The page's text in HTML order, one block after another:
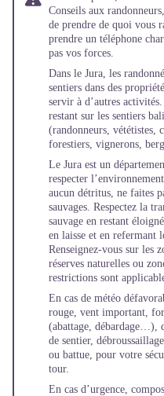
Conseils aux randonneurs
de prendre de quoi vous
prendre un téléphone
pas vos forces.
Dans le Jura, les
sentiers dans des
servir à d’autres
restant sur les sentiers
(randonneurs, vététistes,
forestiers, vignerons,
Le Jura est un
respecter
aucun détritus, ne faites
sauvages. Respectez la
sauvage en restant
en laisse et en refermant
Renseignez-vous sur les
réserves naturelles ou
restrictions sont
En cas de météo
rouge, vent important,
(abattage, débardage…),
de sentier,
ou battue, pour votre
tour.
En cas d’urgence,